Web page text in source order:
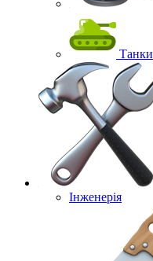
Танки
Інженерія